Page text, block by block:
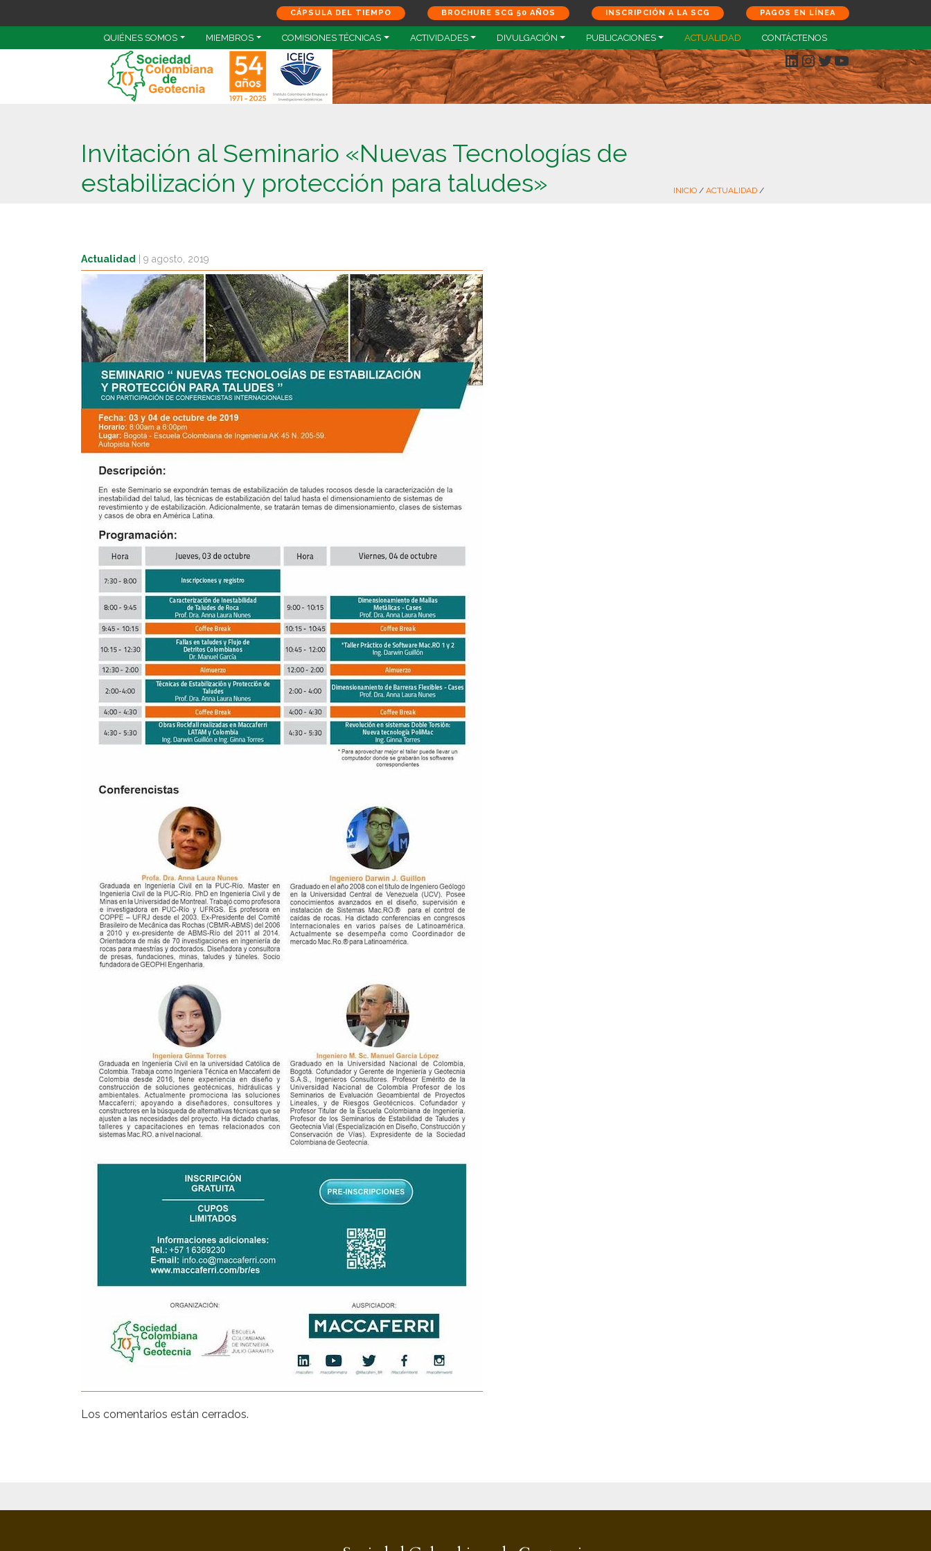
CÁPSULA DEL TIEMPO BROCHURE SCG 50 AÑOS INSCRIPCIÓN A LA SCG PAGOS EN LÍNEA
QUIÉNES SOMOS MIEMBROS COMISIONES TÉCNICAS ACTIVIDADES DIVULGACIÓN PUBLICACIONES ACTUALIDAD CONTÁCTENOS
LinkedIn
Instagram
Twitter
YouTube
Invitación al Seminario «Nuevas Tecnologías de
estabilización y protección para taludes»
INICIO / ACTUALIDAD /
Actualidad 9 agosto, 2019
Los comentarios están cerrados.